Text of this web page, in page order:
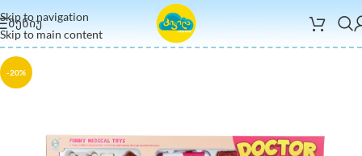
Skip to navigation
Skip to main content
ᲛᲔᲜᲘᲣ
-20%